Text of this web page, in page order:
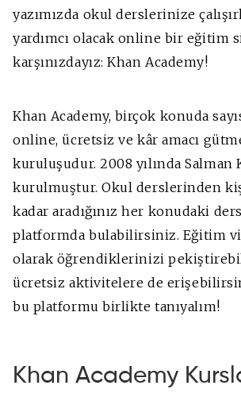
yazımızda okul derslerinize
yardımcı olacak online bir eğitim
karşınızdayız: Khan Academy!
Khan Academy, birçok konuda
online, ücretsiz ve kâr amacı
kuruluşudur. 2008 yılında Salman
kurulmuştur. Okul derslerinden
kadar aradığınız her konudaki
platformda bulabilirsiniz. Eğitim
olarak öğrendiklerinizi
ücretsiz aktivitelere de
bu platformu birlikte tanıyalım!
Khan Academy